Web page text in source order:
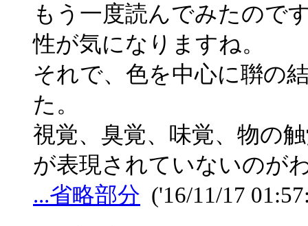
もう一度読んでみたので
性が気になりますね。
それで、色を中心に聨の
た。
視覚、臭覚、味覚、物の
が表現されていないのが
...省略部分 ('16/11/17